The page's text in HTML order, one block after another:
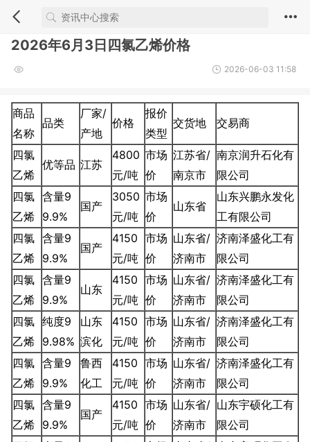
2026年6月3日四氯乙烯价格
2026-06-03 11:58
商品
名称
品类
厂家/
产地
价格
报价
类型
交货地 交易商
四氯
乙烯
优等品 江苏
4800
元/吨
市场
价
江苏省/
南京市
南京润升石化有
限公司
四氯
乙烯
含量9
9.9%
国产
3050
元/吨
市场
价
山东省
山东兴鹏永发化
工有限公司
四氯
乙烯
含量9
9.9%
国产
4150
元/吨
市场
价
山东省/
济南市
济南泽盛化工有
限公司
四氯
乙烯
含量9
9.9%
山东
4150
元/吨
市场
价
山东省/
济南市
济南泽盛化工有
限公司
四氯
乙烯
纯度9
9.98%
山东
滨化
4150
元/吨
市场
价
山东省/
济南市
济南泽盛化工有
限公司
四氯
乙烯
含量9
9.9%
鲁西
化工
4150
元/吨
市场
价
山东省/
济南市
济南泽盛化工有
限公司
四氯
乙烯
含量9
9.9%
国产
4150
元/吨
市场
价
山东省/
济南市
山东宇硕化工有
限公司